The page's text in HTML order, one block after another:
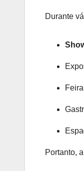
Durante
Portanto,